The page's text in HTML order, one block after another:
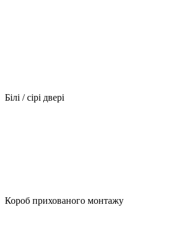
Білі / сірі двері
Короб прихованого монтажу